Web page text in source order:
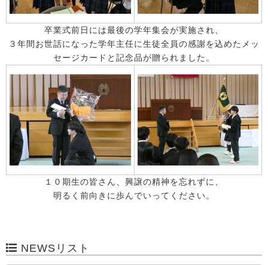
卒業式前日には最後の学年集会が実施され、
３年間お世話になった学年主任に生徒全員の感謝を込めたメッ
セージカードと記念品が贈られました。
１０期生の皆さん、興譲の精神を忘れずに、
明るく前向きに歩んでいってください。
NEWSリスト